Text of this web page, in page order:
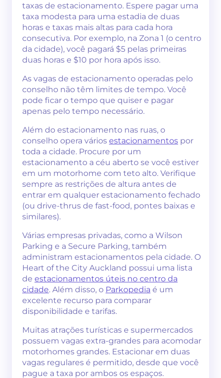
taxas de estacionamento. Espere pagar uma
taxa modesta para uma estadia de duas
horas e taxas mais altas para cada hora
consecutiva. Por exemplo, na Zona 1 (o centro
da cidade), você pagará $5 pelas primeiras
duas horas e $10 por hora após isso.
As vagas de estacionamento operadas pelo
conselho não têm limites de tempo. Você
pode ficar o tempo que quiser e pagar
apenas pelo tempo necessário.
Além do estacionamento nas ruas, o
conselho opera vários estacionamentos por
toda a cidade. Procure por um
estacionamento a céu aberto se você estiver
em um motorhome com teto alto. Verifique
sempre as restrições de altura antes de
entrar em qualquer estacionamento fechado
(ou drive-thrus de fast-food, pontes baixas e
similares).
Várias empresas privadas, como a Wilson
Parking e a Secure Parking, também
administram estacionamentos pela cidade. O
Heart of the City Auckland possui uma lista
de estacionamentos úteis no centro da
cidade. Além disso, o Parkopedia é um
excelente recurso para comparar
disponibilidade e tarifas.
Muitas atrações turísticas e supermercados
possuem vagas extra-grandes para acomodar
motorhomes grandes. Estacionar em duas
vagas regulares é permitido, desde que você
pague a taxa por ambos os espaços.